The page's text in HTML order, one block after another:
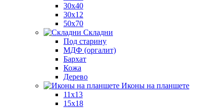
30x40
30х12
50x70
Складни
Под старину
МДФ (оргалит)
Бархат
Кожа
Дерево
Иконы на планшете
11х13
15х18